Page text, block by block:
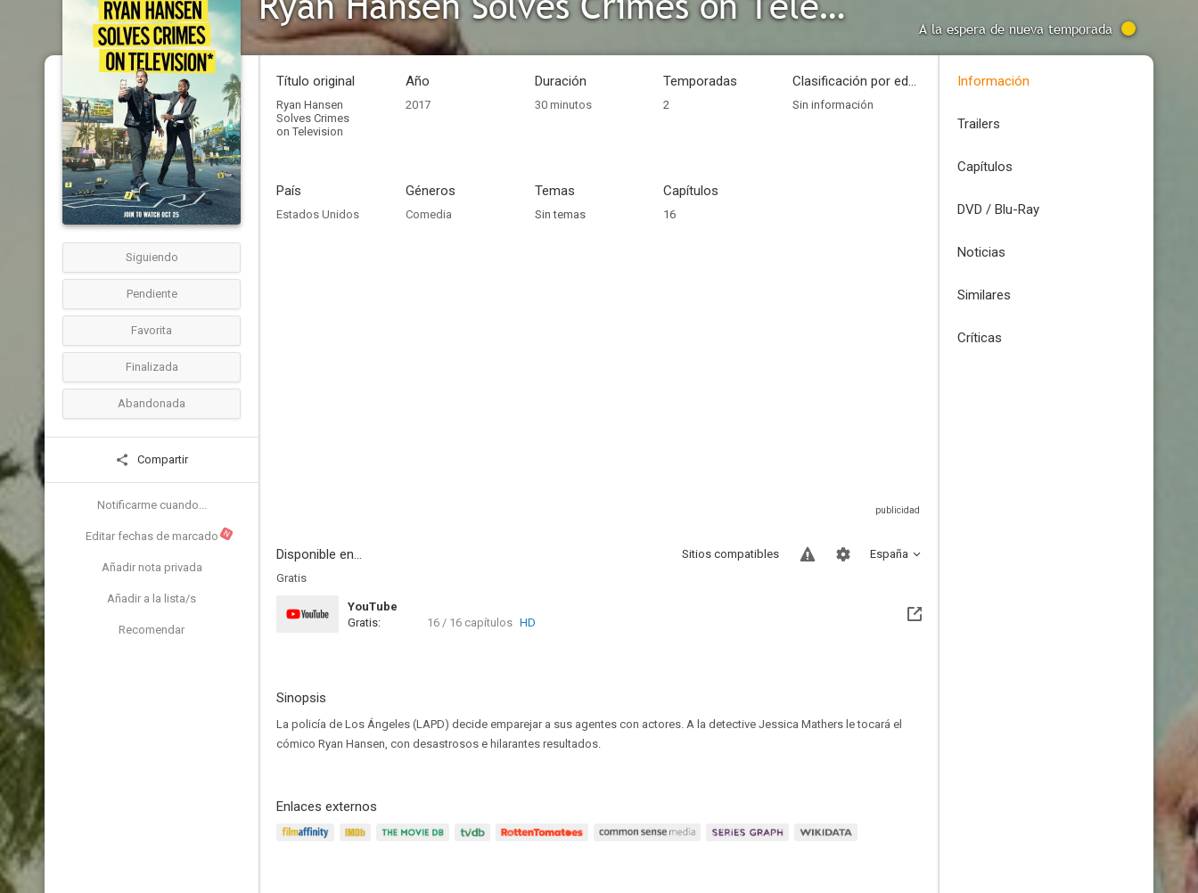
A la espera de nueva temporada
Siguiendo
Pendiente
Favorita
Finalizada
Abandonada
Compartir
Notificarme cuando...
Editar fechas de marcado N
Añadir nota privada
Añadir a la lista/s
Recomendar
Título original
Ryan Hansen
Solves Crimes
on Television
Año
2017
Duración
30 minutos
Temporadas
2
Clasificación por edades
Sin información
País
Estados Unidos
Géneros
Comedia
Temas
Sin temas
Capítulos
16
Disponible en... España
Sitios compatibles
Gratis
YouTube
Gratis:
16 / 16 capítulos HD
Sinopsis
La policía de Los Ángeles (LAPD) decide emparejar a sus agentes con actores. A la detective Jessica Mathers le tocará el
cómico Ryan Hansen, con desastrosos e hilarantes resultados.
Enlaces externos
Información
Trailers
Capítulos
DVD / Blu-Ray
Noticias
Similares
Críticas